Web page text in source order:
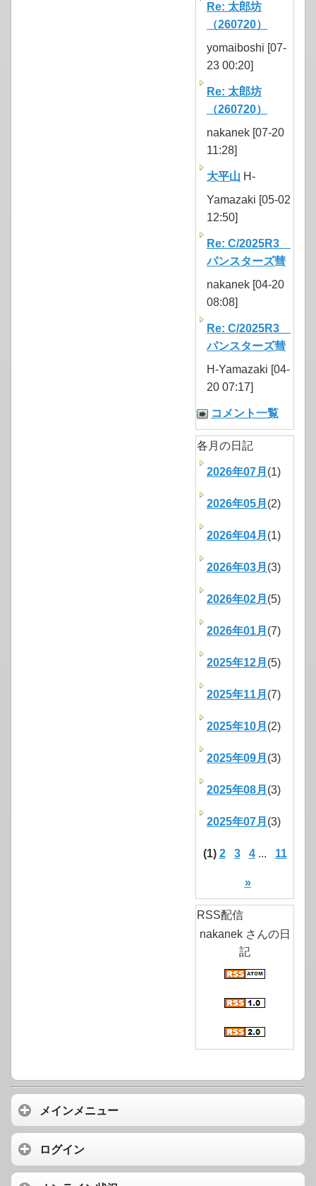
Re: 太郎坊
（260720）
yomaiboshi [07-
23 00:20]
Re: 太郎坊
（260720）
nakanek [07-20
11:28]
大平山 H-
Yamazaki [05-02
12:50]
Re: C/2025R3
パンスターズ彗
nakanek [04-20
08:08]
Re: C/2025R3
パンスターズ彗
H-Yamazaki [04-
20 07:17]
コメント一覧
各月の日記
2026年07月 (1)
2026年05月 (2)
2026年04月 (1)
2026年03月 (3)
2026年02月 (5)
2026年01月 (7)
2025年12月 (5)
2025年11月 (7)
2025年10月 (2)
2025年09月 (3)
2025年08月 (3)
2025年07月 (3)
(1) 2 3 4... 11
»
RSS配信
nakanek さんの日
記
メインメニュー
ログイン